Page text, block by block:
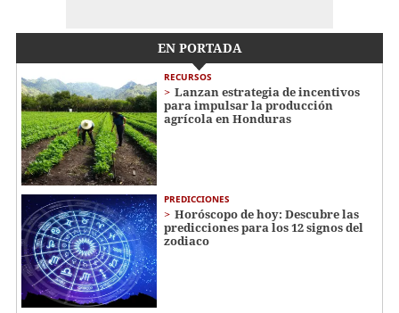
EN PORTADA
RECURSOS
Lanzan estrategia de incentivos
para impulsar la producción
agrícola en Honduras
PREDICCIONES
Horóscopo de hoy: Descubre las
predicciones para los 12 signos del
zodiaco